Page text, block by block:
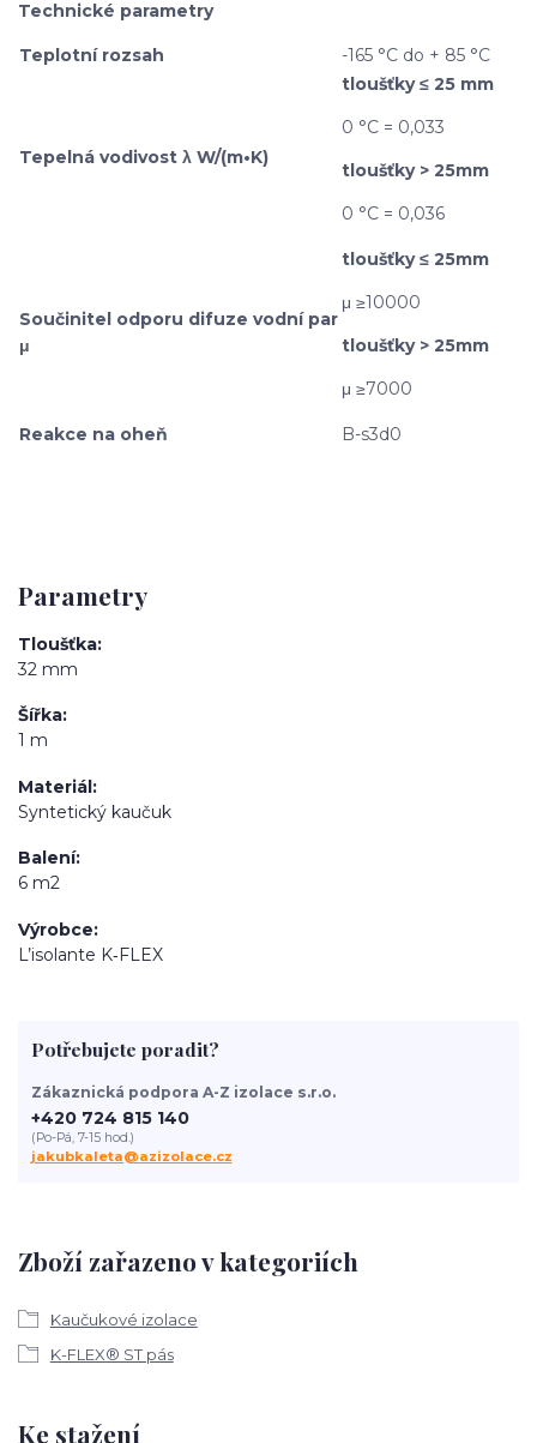
Technické parametry
Teplotní rozsah -165 °C do + 85 °C
Tepelná vodivost λ W/(m•K)
tloušťky ≤ 25 mm
0 °C = 0,033
tloušťky > 25mm
0 °C = 0,036
Součinitel odporu difuze vodní par
μ
tloušťky ≤ 25mm
μ ≥10000
tloušťky > 25mm
μ ≥7000
Reakce na oheň B-s3d0
Parametry
Tloušťka
32 mm
Šířka
1 m
Materiál
Syntetický kaučuk
Balení
6 m2
Výrobce
L’isolante K‑FLEX
Zboží zařazeno v kategoriích
Kaučukové izolace
K-FLEX® ST pás
Potřebujete poradit?
Zákaznická podpora A-Z izolace s.r.o.
+420 724 815 140
(Po-Pá, 7-15 hod.)
jakubkaleta@azizolace.cz
Ke stažení